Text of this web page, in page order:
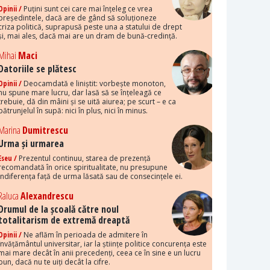
/ Puțini sunt cei care mai înțeleg ce vrea
dacă are de gând să soluționeze
politică, suprapusă peste una a statului de drept
mai ales, dacă mai are un dram de bună-credință.
Maci
se plătesc
/ Deocamdată e liniștit: vorbește monoton,
spune mare lucru, dar lasă să se înțeleagă ce
dă din mâini și se uită aiurea; pe scurt – e ca
în supă: nici în plus, nici în minus.
Dumitrescu
și urmarea
/ Prezentul continuu, starea de prezență
în orice spiritualitate, nu presupune
față de urma lăsată sau de consecințele ei.
Alexandrescu
de la școală către noul
de extremă dreaptă
/ Ne aflăm în perioada de admitere în
universitar, iar la științe politice concurența este
mare decât în anii precedenți, ceea ce în sine e un lucru
dacă nu te uiți decât la cifre.